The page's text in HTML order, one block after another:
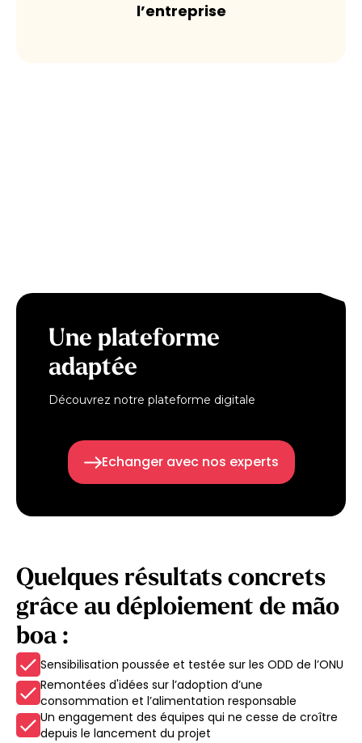
l’entreprise
Une plateforme
adaptée
Découvrez notre plateforme digitale
Echanger avec nos experts
Quelques résultats concrets
grâce au déploiement de mão
boa :
Sensibilisation poussée et testée sur les ODD de l’ONU
Remontées d'idées sur l’adoption d’une
consommation et l’alimentation responsable
Un engagement des équipes qui ne cesse de croître
depuis le lancement du projet